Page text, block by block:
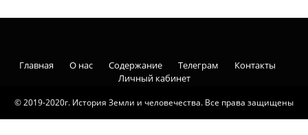
© 2019-2020г. История Земли и человечества. Все права защищены
Главная О нас Содержание Телеграм
Контакты
Личный кабинет